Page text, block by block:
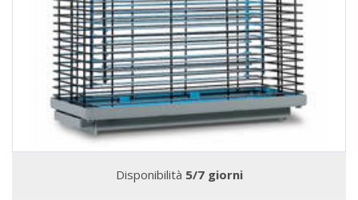
Disponibilità 5/7 giorni